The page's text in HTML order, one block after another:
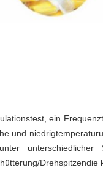
ein
und
Drehspitzendie